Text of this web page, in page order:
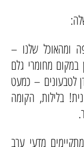
ומהאוכל שלנו –
במקום מחומרי גלם
לטבעונים – כמעט
בלילות, הקומה
מדעי ערב